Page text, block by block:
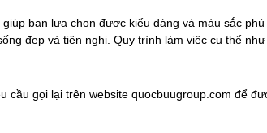
bạn lựa chọn được kiểu dáng và màu sắc
đẹp và tiện nghi. Quy trình làm việc cụ thể như
gọi lại trên website quocbuugroup.com để